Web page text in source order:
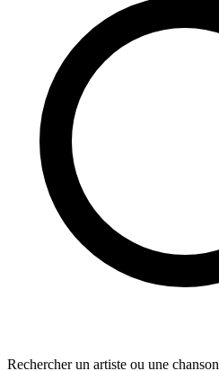
Rechercher un artiste ou une chanson